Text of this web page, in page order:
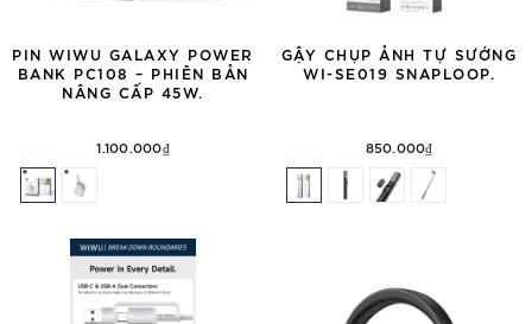
PIN WIWU GALAXY POWER
BANK PC108 – PHIÊN BẢN
NÂNG CẤP 45W.
1.100.000₫
GẬY CHỤP ẢNH TỰ SƯỚNG
WI-SE019 SNAPLOOP.
850.000₫